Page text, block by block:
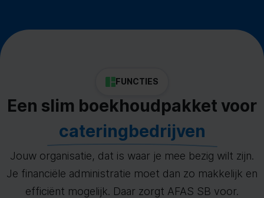
FUNCTIES
Een slim boekhoudpakket voor
cateringbedrijven
Jouw organisatie, dat is waar je mee bezig wilt zijn.
Je financiële administratie moet dan zo makkelijk en
efficiënt mogelijk. Daar zorgt AFAS SB voor.